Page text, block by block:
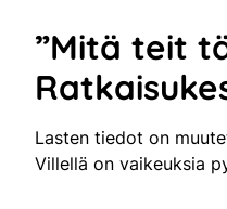
”Mitä teit
Lasten tiedot on
Villellä on vaikeuksia